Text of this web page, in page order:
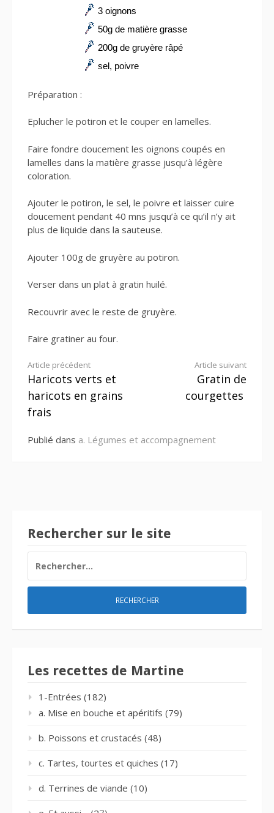
3 oignons
50g de matière grasse
200g de gruyère râpé
sel, poivre
Préparation :
Eplucher le potiron et le couper en lamelles.
Faire fondre doucement les oignons coupés en
lamelles dans la matière grasse jusqu’à légère
coloration.
Ajouter le potiron, le sel, le poivre et laisser cuire
doucement pendant 40 mns jusqu’à ce qu’il n’y ait
plus de liquide dans la sauteuse.
Ajouter 100g de gruyère au potiron.
Verser dans un plat à gratin huilé.
Recouvrir avec le reste de gruyère.
Faire gratiner au four.
Lire
la
suite
Article précédent
Haricots verts et
haricots en grains
frais
Article suivant
Gratin de
courgettes
Publié dans a. Légumes et accompagnement
Rechercher sur le site
Les recettes de Martine
1-Entrées (182)
a. Mise en bouche et apéritifs (79)
b. Poissons et crustacés (48)
c. Tartes, tourtes et quiches (17)
d. Terrines de viande (10)